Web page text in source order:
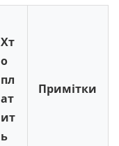
Хт
о
пл
ат
ит
ь
Примітки